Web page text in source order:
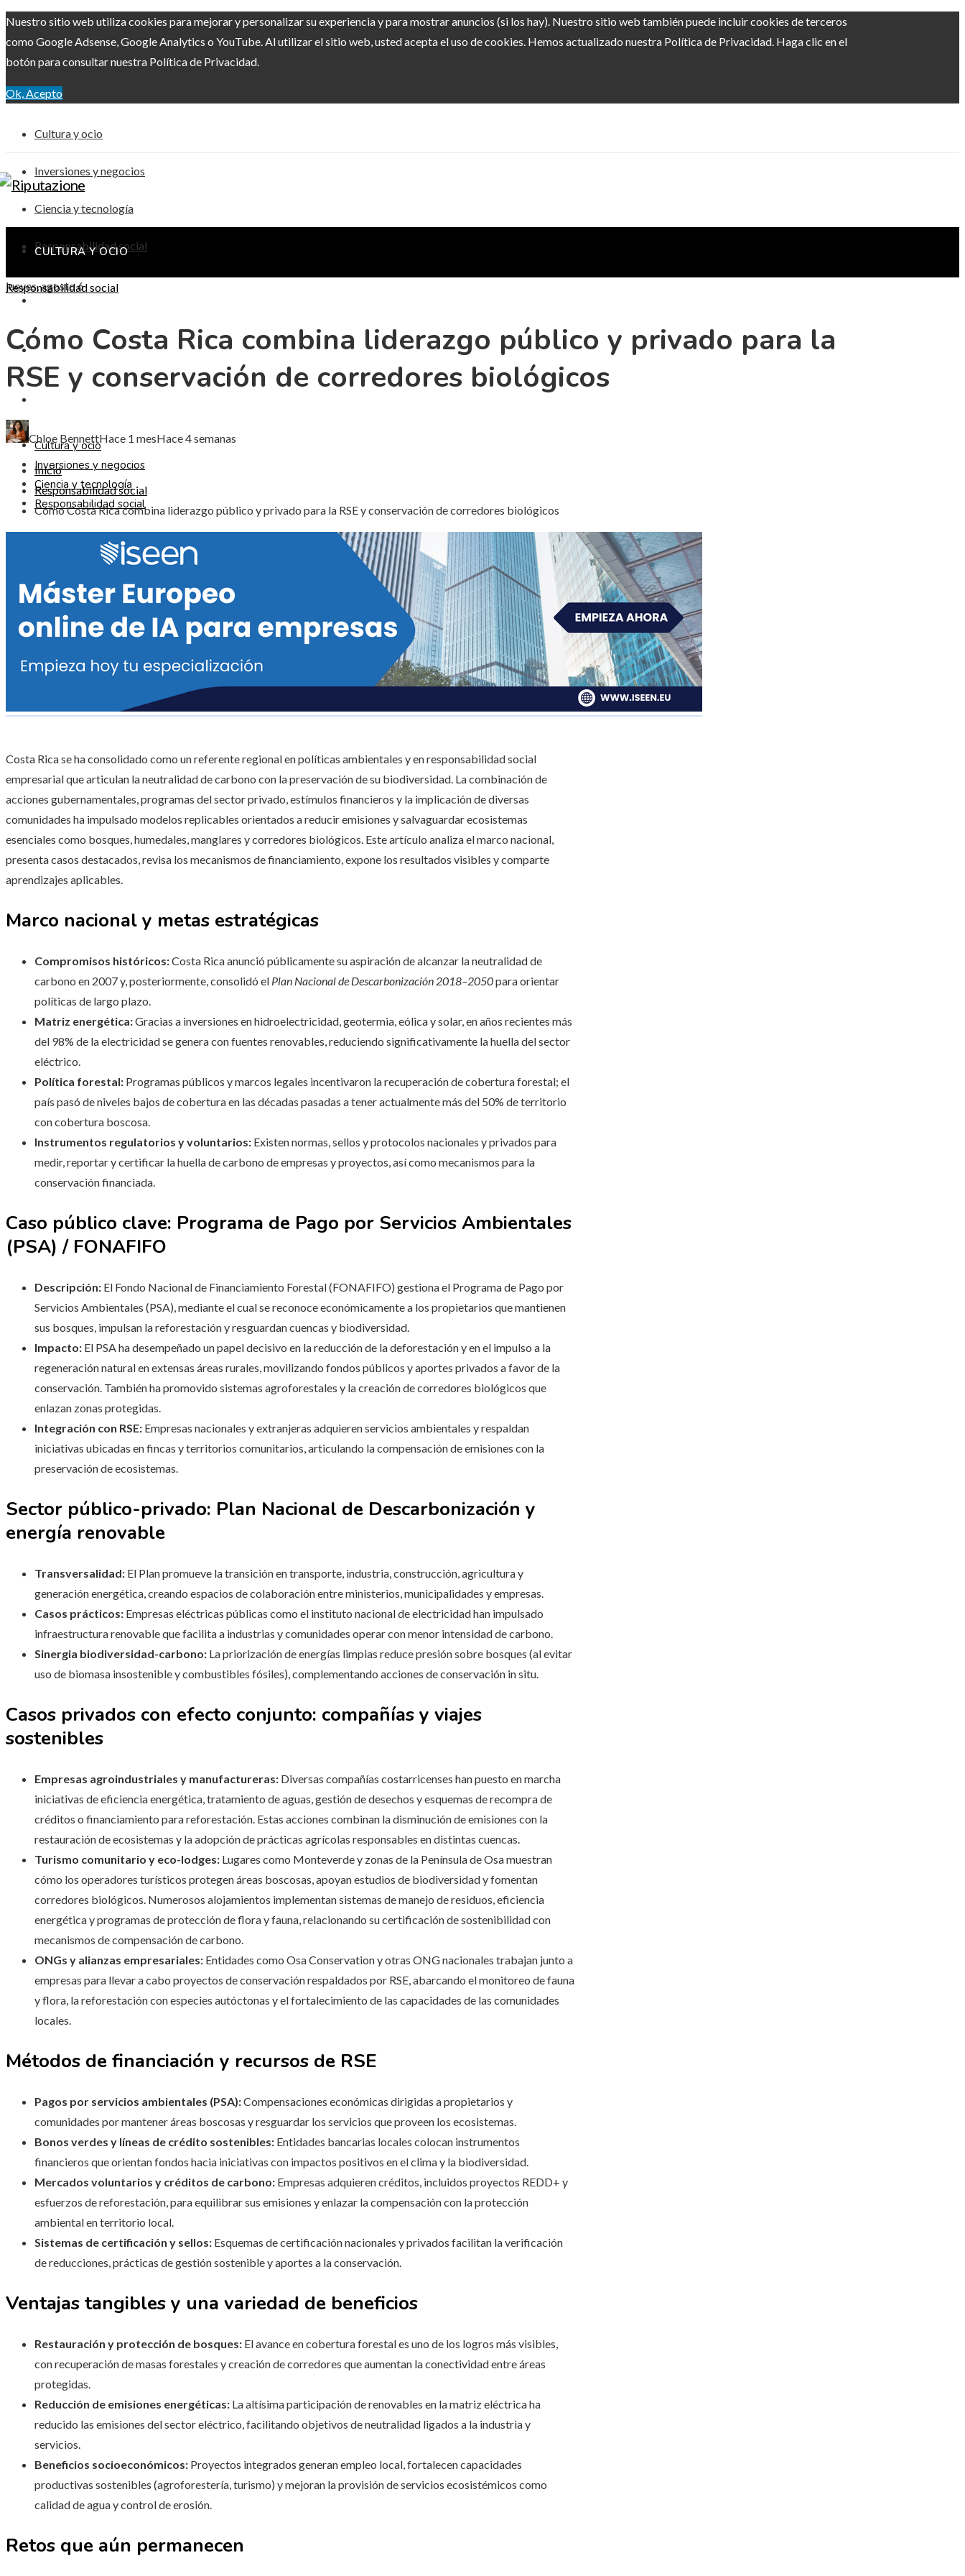
Nuestro sitio web utiliza cookies para mejorar y personalizar su experiencia y para mostrar anuncios (si los hay). Nuestro sitio web también puede incluir cookies de terceros
como Google Adsense, Google Analytics o YouTube. Al utilizar el sitio web, usted acepta el uso de cookies. Hemos actualizado nuestra Política de Privacidad. Haga clic en el
botón para consultar nuestra Política de Privacidad.
Ok, Acepto
Cultura y ocio
Inversiones y negocios
Ciencia y tecnología
Responsabilidad social
jueves, agosto 6
CULTURA Y OCIO
CIENCIA Y TECNOLOGÍA
Cultura y ocio
Inversiones y negocios
Ciencia y tecnología
Responsabilidad social
Responsabilidad social
Cómo Costa Rica combina liderazgo público y privado para la
RSE y conservación de corredores biológicos
Chloe BennettHace 1 mesHace 4 semanas
Inicio
Responsabilidad social
Cómo Costa Rica combina liderazgo público y privado para la RSE y conservación de corredores biológicos
Costa Rica se ha consolidado como un referente regional en políticas ambientales y en responsabilidad social
empresarial que articulan la neutralidad de carbono con la preservación de su biodiversidad. La combinación de
acciones gubernamentales, programas del sector privado, estímulos financieros y la implicación de diversas
comunidades ha impulsado modelos replicables orientados a reducir emisiones y salvaguardar ecosistemas
esenciales como bosques, humedales, manglares y corredores biológicos. Este artículo analiza el marco nacional,
presenta casos destacados, revisa los mecanismos de financiamiento, expone los resultados visibles y comparte
aprendizajes aplicables.
Marco nacional y metas estratégicas
Compromisos históricos:Costa Rica anunció públicamente su aspiración de alcanzar la neutralidad de
carbono en 2007 y, posteriormente, consolidó el Plan Nacional de Descarbonización 2018–2050para orientar
políticas de largo plazo.
Matriz energética:Gracias a inversiones en hidroelectricidad, geotermia, eólica y solar, en años recientes más
del 98% de la electricidad se genera con fuentes renovables, reduciendo significativamente la huella del sector
eléctrico.
Política forestal: Programas públicos y marcos legales incentivaron la recuperación de cobertura forestal; el
país pasó de niveles bajos de cobertura en las décadas pasadas a tener actualmente más del 50% de territorio
con cobertura boscosa.
Instrumentos regulatorios y voluntarios: Existen normas, sellos y protocolos nacionales y privados para
medir, reportar y certificar la huella de carbono de empresas y proyectos, así como mecanismos para la
conservación financiada.
Caso público clave: Programa de Pago por Servicios Ambientales
(PSA) / FONAFIFO
Descripción: El Fondo Nacional de Financiamiento Forestal (FONAFIFO) gestiona el Programa de Pago por
Servicios Ambientales (PSA), mediante el cual se reconoce económicamente a los propietarios que mantienen
sus bosques, impulsan la reforestación y resguardan cuencas y biodiversidad.
Impacto: El PSA ha desempeñado un papel decisivo en la reducción de la deforestación y en el impulso a la
regeneración natural en extensas áreas rurales, movilizando fondos públicos y aportes privados a favor de la
conservación. También ha promovido sistemas agroforestales y la creación de corredores biológicos que
enlazan zonas protegidas.
Integración con RSE: Empresas nacionales y extranjeras adquieren servicios ambientales y respaldan
iniciativas ubicadas en fincas y territorios comunitarios, articulando la compensación de emisiones con la
preservación de ecosistemas.
Sector público-privado: Plan Nacional de Descarbonización y
energía renovable
Transversalidad: El Plan promueve la transición en transporte, industria, construcción, agricultura y
generación energética, creando espacios de colaboración entre ministerios, municipalidades y empresas.
Casos prácticos: Empresas eléctricas públicas como el instituto nacional de electricidad han impulsado
infraestructura renovable que facilita a industrias y comunidades operar con menor intensidad de carbono.
Sinergia biodiversidad-carbono: La priorización de energías limpias reduce presión sobre bosques (al evitar
uso de biomasa insostenible y combustibles fósiles), complementando acciones de conservación in situ.
Casos privados con efecto conjunto: compañías y viajes
sostenibles
Empresas agroindustriales y manufactureras: Diversas compañías costarricenses han puesto en marcha
iniciativas de eficiencia energética, tratamiento de aguas, gestión de desechos y esquemas de recompra de
créditos o financiamiento para reforestación. Estas acciones combinan la disminución de emisiones con la
restauración de ecosistemas y la adopción de prácticas agrícolas responsables en distintas cuencas.
Turismo comunitario y eco-lodges: Lugares como Monteverde y zonas de la Península de Osa muestran
cómo los operadores turísticos protegen áreas boscosas, apoyan estudios de biodiversidad y fomentan
corredores biológicos. Numerosos alojamientos implementan sistemas de manejo de residuos, eficiencia
energética y programas de protección de flora y fauna, relacionando su certificación de sostenibilidad con
mecanismos de compensación de carbono.
ONGs y alianzas empresariales: Entidades como Osa Conservation y otras ONG nacionales trabajan junto a
empresas para llevar a cabo proyectos de conservación respaldados por RSE, abarcando el monitoreo de fauna
y flora, la reforestación con especies autóctonas y el fortalecimiento de las capacidades de las comunidades
locales.
Métodos de financiación y recursos de RSE
Pagos por servicios ambientales (PSA):Compensaciones económicas dirigidas a propietarios y
comunidades por mantener áreas boscosas y resguardar los servicios que proveen los ecosistemas.
Bonos verdes y líneas de crédito sostenibles: Entidades bancarias locales colocan instrumentos
financieros que orientan fondos hacia iniciativas con impactos positivos en el clima y la biodiversidad.
Mercados voluntarios y créditos de carbono: Empresas adquieren créditos, incluidos proyectos REDD+ y
esfuerzos de reforestación, para equilibrar sus emisiones y enlazar la compensación con la protección
ambiental en territorio local.
Sistemas de certificación y sellos: Esquemas de certificación nacionales y privados facilitan la verificación
de reducciones, prácticas de gestión sostenible y aportes a la conservación.
Ventajas tangibles y una variedad de beneficios
Restauración y protección de bosques: El avance en cobertura forestal es uno de los logros más visibles,
con recuperación de masas forestales y creación de corredores que aumentan la conectividad entre áreas
protegidas.
Reducción de emisiones energéticas: La altísima participación de renovables en la matriz eléctrica ha
reducido las emisiones del sector eléctrico, facilitando objetivos de neutralidad ligados a la industria y
servicios.
Beneficios socioeconómicos: Proyectos integrados generan empleo local, fortalecen capacidades
productivas sostenibles (agroforestería, turismo) y mejoran la provisión de servicios ecosistémicos como
calidad de agua y control de erosión.
Retos que aún permanecen